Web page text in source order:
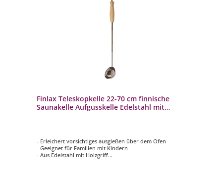
Finlax Teleskopkelle 22-70 cm finnische
Saunakelle Aufgusskelle Edelstahl mit
- Erleichert vorsichtiges ausgießen über dem Ofen
- Geeignet für Familien mit Kindern
- Aus Edelstahl mit Holzgriff